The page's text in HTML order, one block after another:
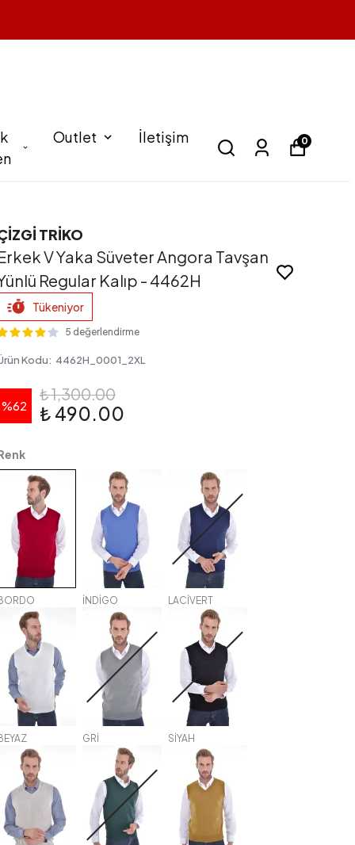
Outlet İletişim 0
TRİKO
V Yaka Süveter Angora Tavşan
Regular Kalıp - 4462H
Tükeniyor
5 değerlendirme
Kodu: 4462H_0001_2XL
%62
₺ 1,300.00
₺ 490.00
İNDİGO LACİVERT
GRİ SİYAH